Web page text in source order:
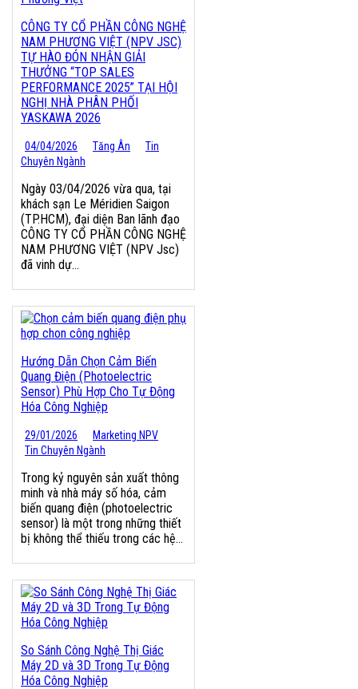
CÔNG TY CỔ PHẦN CÔNG NGHỆ
NAM PHƯƠNG VIỆT (NPV JSC)
TỰ HÀO ĐÓN NHẬN GIẢI
THƯỞNG “TOP SALES
PERFORMANCE 2025” TẠI HỘI
NGHỊ NHÀ PHÂN PHỐI
YASKAWA 2026
04/04/2026 Tăng Ân
Tin
Chuyên Ngành
Ngày 03/04/2026 vừa qua, tại
khách sạn Le Méridien Saigon
(TP.HCM), đại diện Ban lãnh đạo
CÔNG TY CỔ PHẦN CÔNG NGHỆ
NAM PHƯƠNG VIỆT (NPV Jsc)
đã vinh dự...
Hướng Dẫn Chọn Cảm Biến
Quang Điện (Photoelectric
Sensor) Phù Hợp Cho Tự Động
Hóa Công Nghiệp
29/01/2026
Marketing NPV
Tin Chuyên Ngành
Trong kỷ nguyên sản xuất thông
minh và nhà máy số hóa, cảm
biến quang điện (photoelectric
sensor) là một trong những thiết
bị không thể thiếu trong các hệ...
So Sánh Công Nghệ Thị Giác
Máy 2D và 3D Trong Tự Động
Hóa Công Nghiệp